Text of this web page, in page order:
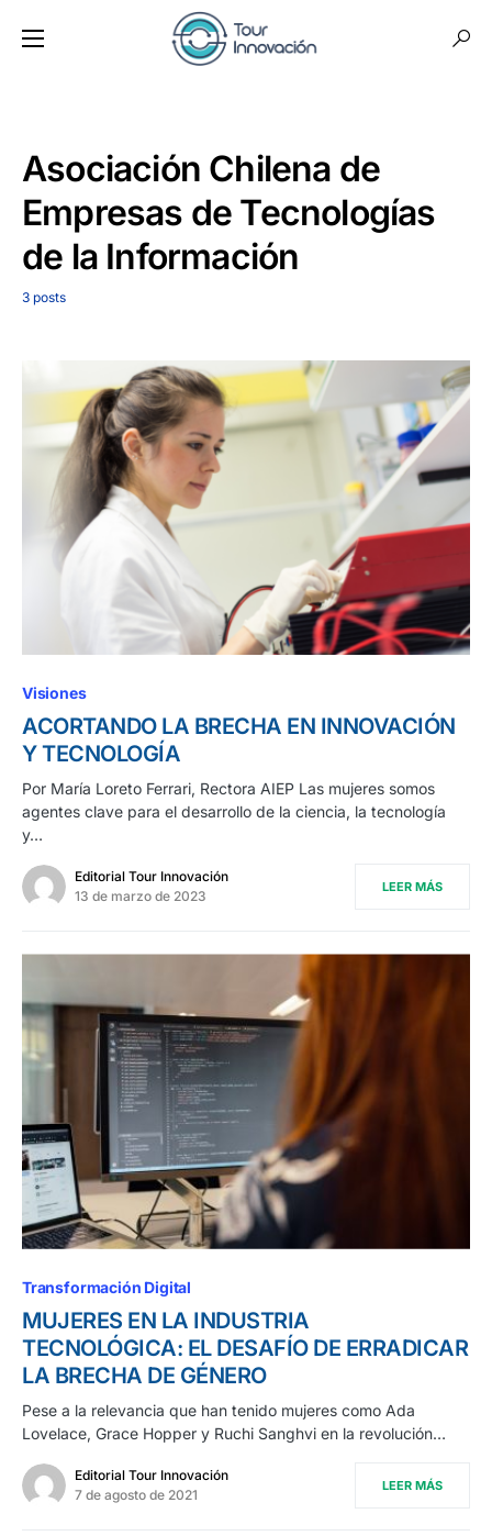
Asociación Chilena de
Empresas de Tecnologías
de la Información
3 posts
Visiones
ACORTANDO LA BRECHA EN INNOVACIÓN
Y TECNOLOGÍA
Por María Loreto Ferrari, Rectora AIEP Las mujeres somos
agentes clave para el desarrollo de la ciencia, la tecnología
y…
Editorial Tour Innovación
13 de marzo de 2023
LEER MÁS
Transformación Digital
MUJERES EN LA INDUSTRIA
TECNOLÓGICA: EL DESAFÍO DE ERRADICAR
LA BRECHA DE GÉNERO
Pese a la relevancia que han tenido mujeres como Ada
Lovelace, Grace Hopper y Ruchi Sanghvi en la revolución…
Editorial Tour Innovación
7 de agosto de 2021
LEER MÁS